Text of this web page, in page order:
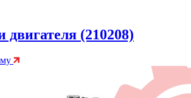
двигателя (210208)